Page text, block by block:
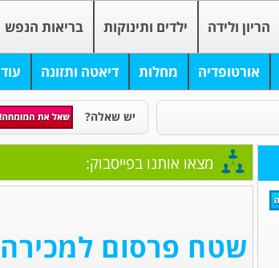
הריון ולידה ילדים ותינוקות בריאות הנפש
אורטופדיה מחלות דיאטה ותזונה עוד
יש שאלה?
מצאו אותנו בפייסבוק: